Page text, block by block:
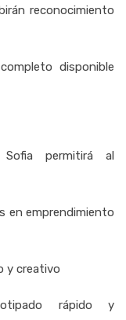
reconocimiento
disponible
permitirá al
en emprendimiento
y creativo
rápido y